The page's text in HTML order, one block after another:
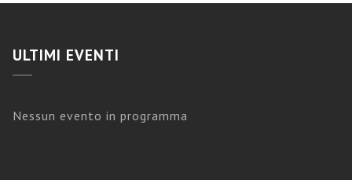
ULTIMI EVENTI
Nessun evento in programma